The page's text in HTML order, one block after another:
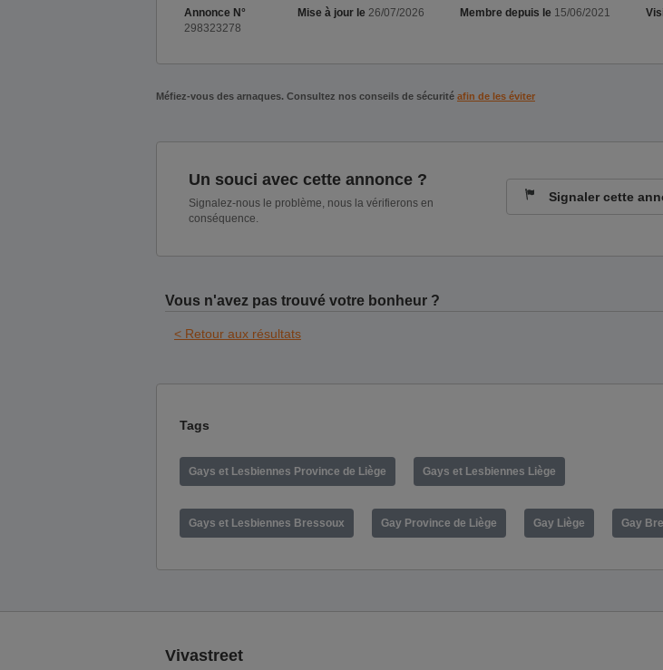
Annonce N°
298323278
Mise à jour le 26/07/2026 Membre depuis le 15/06/2021
Méfiez-vous des arnaques. Consultez nos conseils de sécurité afin de les éviter
Un souci avec cette annonce ?
Signalez-nous le problème, nous la vérifierons en
conséquence.
Signaler cette
Vous n'avez pas trouvé votre bonheur ?
< Retour aux résultats
Tags
Gays et Lesbiennes Province de Liège Gays et Lesbiennes Liège
Gays et Lesbiennes Bressoux Gay Province de Liège Gay Liège Gay
Vivastreet